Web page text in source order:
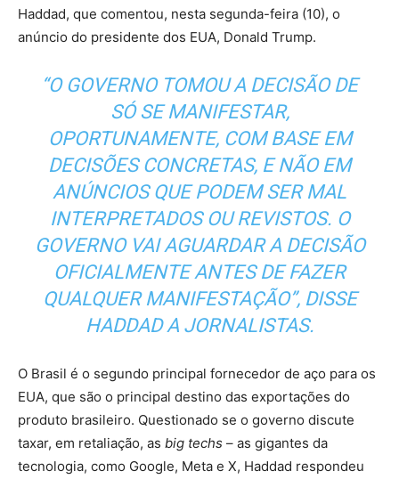
Haddad, que comentou, nesta segunda-feira (10), o
anúncio do presidente dos EUA, Donald Trump.
“O GOVERNO TOMOU A DECISÃO DE
SÓ SE MANIFESTAR,
OPORTUNAMENTE, COM BASE EM
DECISÕES CONCRETAS, E NÃO EM
ANÚNCIOS QUE PODEM SER MAL
INTERPRETADOS OU REVISTOS. O
GOVERNO VAI AGUARDAR A DECISÃO
OFICIALMENTE ANTES DE FAZER
QUALQUER MANIFESTAÇÃO”, DISSE
HADDAD A JORNALISTAS.
O Brasil é o segundo principal fornecedor de aço para os
EUA, que são o principal destino das exportações do
produto brasileiro. Questionado se o governo discute
taxar, em retaliação, as big techs – as gigantes da
tecnologia, como Google, Meta e X, Haddad respondeu